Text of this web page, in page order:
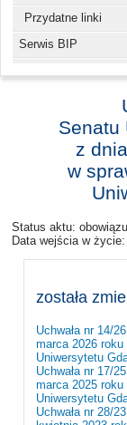
Przydatne linki
Serwis BIP
Senatu
z dnia
w
Status aktu:
Data wejścia w życie:
została
Uchwała nr 14/
marca 2026
Uniwersytetu
Uchwała nr 17/
marca 2025
Uniwersytetu
Uchwała nr 28/